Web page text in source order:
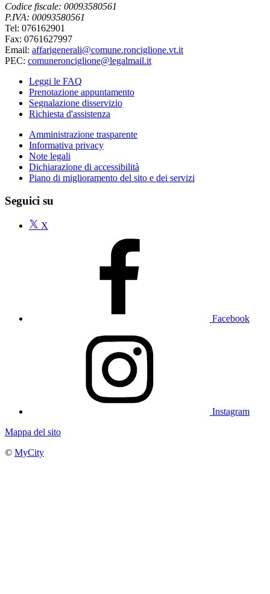
Codice fiscale: 00093580561
P.IVA: 00093580561
Tel: 076162901
Fax: 0761627997
Email: affarigenerali@comune.ronciglione.vt.it
PEC: comuneronciglione@legalmail.it
Leggi le FAQ
Prenotazione appuntamento
Segnalazione disservizio
Richiesta d'assistenza
Amministrazione trasparente
Informativa privacy
Note legali
Dichiarazione di accessibilità
Piano di miglioramento del sito e dei servizi
Seguici su
X
Facebook
Instagram
Mappa del sito
© MyCity